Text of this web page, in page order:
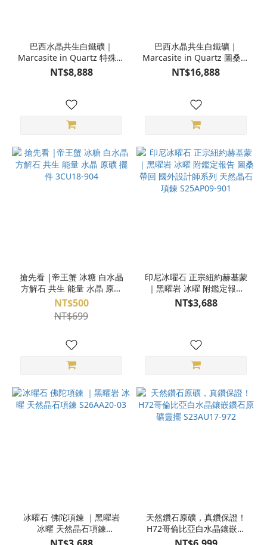
巴西水晶共生白鐵礦｜
Marcasite in Quartz 特殊小
花朵晶型 圖桑帶回 3.5 ct 天
然水晶項鍊 S25AO29-002
NT$8,888
巴西水晶共生白鐵礦｜
Marcasite in Quartz 圖桑帶
回 48 ct 天然水晶項鍊
S25AO29-001
NT$16,888
搶先看 |帝王蟹 冰糖 白水晶
方解石 共生 能量 水晶 原礦
擺件 3CU18-904
NT$500
NT$699
印尼冰曜石 正宗紐約赫基蒙
｜黑曜岩 冰曜 附鑑定報告
圖桑帶回 國外設計師系列 天
然晶石項鍊 S25AP09-901
NT$3,688
冰曜石 佛陀項鍊 ｜黑曜岩
冰曜 天然晶石項鍊
S26AA20-03
天然鑽石原礦，真鑽保證！
H72哥倫比亞白水晶鑲嵌鑽
石原礦靈擺 S23AU17-972